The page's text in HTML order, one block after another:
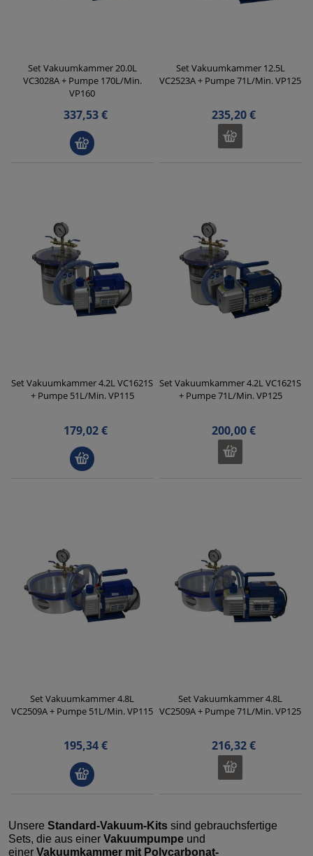
Set Vakuumkammer 20.0L
VC3028A + Pumpe 170L/Min.
VP160
337,53 €
Set Vakuumkammer 12.5L
VC2523A + Pumpe 71L/Min. VP125
235,20 €
Set Vakuumkammer 4.2L VC1621S
+ Pumpe 51L/Min. VP115
179,02 €
Set Vakuumkammer 4.2L VC1621S
+ Pumpe 71L/Min. VP125
200,00 €
Set Vakuumkammer 4.8L
VC2509A + Pumpe 51L/Min. VP115
195,34 €
Set Vakuumkammer 4.8L
VC2509A + Pumpe 71L/Min. VP125
216,32 €
Unsere Standard-Vakuum-Kits sind gebrauchsfertige
Sets, die aus einer Vakuumpumpe und
einer Vakuumkammer mit Polycarbonat-